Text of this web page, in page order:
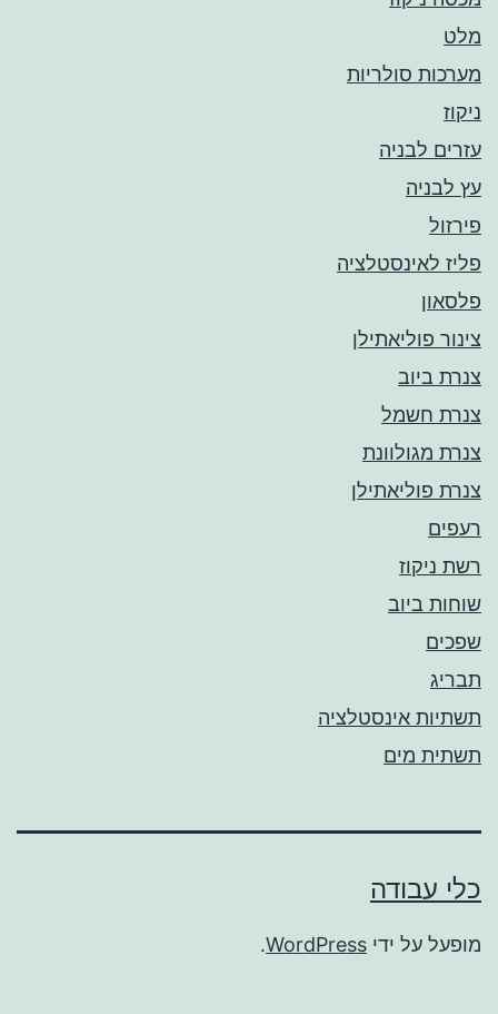
מלט
מערכות סולריות
ניקוז
עזרים לבניה
עץ לבניה
פירזול
פליז לאינסטלציה
פלסאון
צינור פוליאתילן
צנרת ביוב
צנרת חשמל
צנרת מגולוונת
צנרת פוליאתילן
רעפים
רשת ניקוז
שוחות ביוב
שפכים
תבריג
תשתיות אינסטלציה
תשתית מים
כלי עבודה
מופעל על ידי WordPress
.